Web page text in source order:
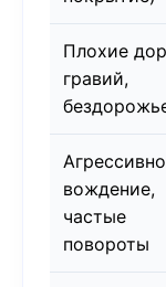
Плохие
гравий,
вождение,
частые
повороты